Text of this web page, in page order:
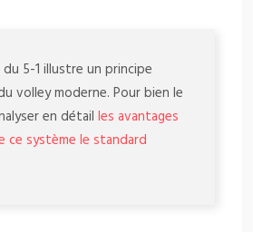
5-1 illustre un principe
volley moderne. Pour bien le
en détail les avantages
système le standard